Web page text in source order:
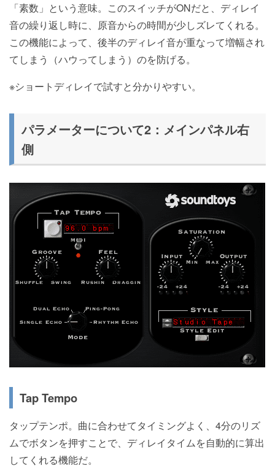
「素数」という意味。このスイッチがONだと、ディレイ
音の繰り返し時に、原音からの時間が少しズレてくれる。
この機能によって、後半のディレイ音が重なって増幅され
てしまう（ハウってしまう）のを防げる。
※ショートディレイで試すと分かりやすい。
パラメーターについて2：メインパネル右
側
Tap Tempo
タップテンポ。曲に合わせてタイミングよく、4分のリズ
ムでボタンを押すことで、ディレイタイムを自動的に算出
してくれる機能だ。